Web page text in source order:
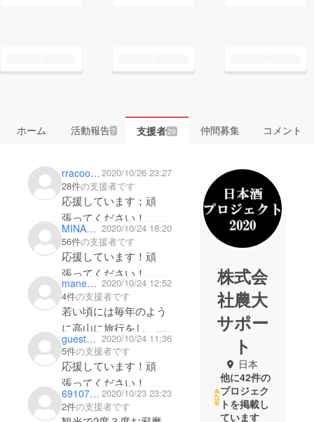
ホーム 活動報告7 支援者29 仲間募集 コメント
rracoon7032020/10/26 23:27
28件の支援者です
応援しています；頑
張ってください！
MINA525 2020/10/24 18:20
56件の支援者です
応援しています！頑
張ってください！
manemone7 2020/10/24 12:52
4件の支援者です
若い頃には毎年のよう
に高山に旅行をし、
２，３泊して夜は飲み
歩いていました。その
頃に良くこちらのお酒
も飲み、お店にも何度
かお邪魔し、懐かしく
guest6d0e761c0cb4 2020/10/24 11:36
5件の支援者です
応援しています！頑
張ってください！
69107a9facc4 2020/10/23 23:23
2件の支援者です
株式会
社農大
サポー
ト
日本
他に42件の
プロジェク
トを掲載し
ています